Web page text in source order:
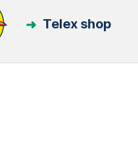
Telex shop